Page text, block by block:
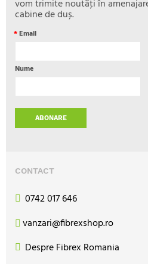
vom trimite noutăţi în
cabine de duș.
*Email
Nume
ABONARE
CONTACT
0742 017 646
vanzari@fibrexshop.ro
Despre Fibrex Romania